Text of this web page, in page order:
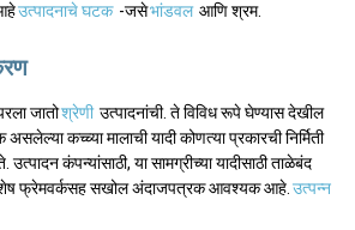
उत्पादनाचे घटक -जसेभांडवल आणि श्रम.
जातोश्रेणी उत्पादनांची. ते विविध रूपे घेण्यास देखील
कच्च्या मालाची यादी कोणत्या प्रकारची निर्मिती
कंपन्यांसाठी, या सामग्रीच्या यादीसाठी ताळेबंद
फ्रेमवर्कसह सखोल अंदाजपत्रक आवश्यक आहे. उत्पन्न